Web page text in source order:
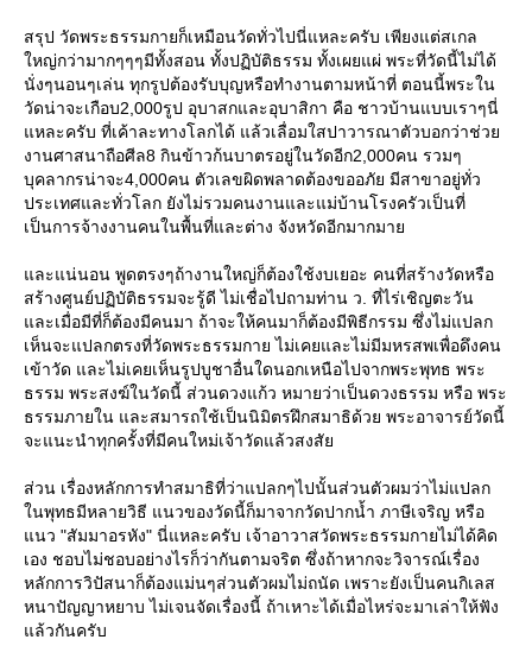
สรุป วัดพระธรรมกายก็เหมือนวัดทั่วไปนี่แหละครับ เพียงแต่สเกล
หญ่กว่ามากๆๆๆมีทั้งสอน ทั้งปฏิบัติธรรม ทั้งเผยแผ่ พระที่วัดนี้ไม่ได้
นั่งๆนอนๆเล่น ทุกรูปต้องรับบุญหรือทำงานตามหน้าที่ ตอนนี้พระใน
วัดน่าจะเกือบ2,000รูป อุบาสกและอุบาสิกา คือ ชาวบ้านแบบเราๆนี่
หละครับ ที่เค้าละทางโลกได้ แล้วเลื่อมใสปาวารณาตัวบอกว่าช่ว
งานศาสนาถือศีล8 กินข้าวก้นบาตรอยู่ในวัดอีก2,000คน รวมๆ
บุคลากรน่าจะ4,000คน ตัวเลขผิดพลาดต้องขออภัย มีสาขาอยู่ทั่ว
ประเทศและทั่วโลก ยังไม่รวมคนงานและแม่บ้านโรงครัวเป็นที่
เป็นการจ้างงานคนในพื้นที่และต่าง จังหวัดอีกมากมา
ละแน่นอน พูดตรงๆถ้างานใหญ่ก็ต้องใช้งบเยอะ คนที่สร้างวัดหรือ
สร้างศูนย์ปฏิบัติธรรมจะรู้ดี ไม่เชื่อไปถามท่าน ว. ที่ไร่เชิญตะวัน
ละเมื่อมีที่ก็ต้องมีคนมา ถ้าจะให้คนมาก็ต้องมีพิธีกรรม ซึ่งไม่แปลก
เห็นจะแปลกตรงที่วัดพระธรรมกาย ไม่เคยและไม่มีมหรสพเพื่อดึงคน
เข้าวัด และไม่เคยเห็นรูปบูชาอื่นใดนอกเหนือไปจากพระพุทธ พระ
ธรรม พระสงฆ์ในวัดนี้ ส่วนดวงแก้ว หมายว่าเป็นดวงธรรม หรือ พระ
ธรรมภายใน และสมารถใช้เป็นนิมิตรฝึกสมาธิด้วย พระอาจารย์วัดนี้
จะแนะนำทุกครั้งที่มีคนใหม่เจ้าวัดแล้วสงสั
ส่วน เรื่องหลักการทำสมาธิที่ว่าแปลกๆไปนั้นส่วนตัวผมว่าไม่แปลก
นพุทธมีหลายวิธี แนวของวัดนี้ก็มาจากวัดปากน้ำ ภาษีเจริญ หรือ
นว "สัมมาอรหัง" นี่แหละครับ เจ้าอาวาสวัดพระธรรมกายไม่ได้คิด
เอง ชอบไม่ชอบอย่างไรก็ว่ากันตามจริต ซึ่งถ้าหากจะวิจารณ์เรื่อง
หลักการวิปัสนาก็ต้องแม่นๆส่วนตัวผมไม่ถนัด เพราะยังเป็นคนกิเลส
หนาปัญญาหยาบ ไม่เจนจัดเรื่องนี้ ถ้าเหาะได้เมื่อไหร่จะมาเล่าให้ฟัง
ล้วกันครับ